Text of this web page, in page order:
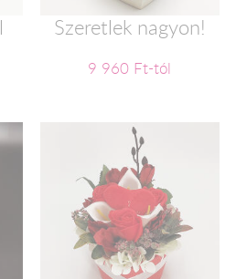
Szeretlek nagyon!
9 960 Ft-tól